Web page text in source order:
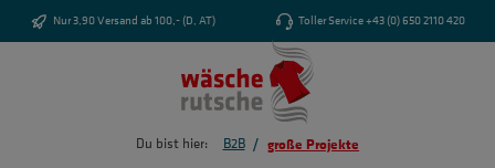
Zum Hauptinhalt springen
Nur 3,90 Versand ab 100,- (D, AT) Toller Service +43 (0) 650 2110 420
Du bist hier: B2B / große Projekte